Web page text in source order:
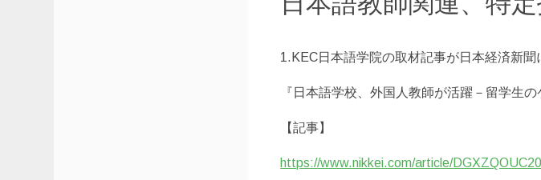
1.KEC日本語学院の取材記事が日本経済新聞
『日本語学校、外国人教師が活躍－留学生
【記事】
https://www.nikkei.com/article/